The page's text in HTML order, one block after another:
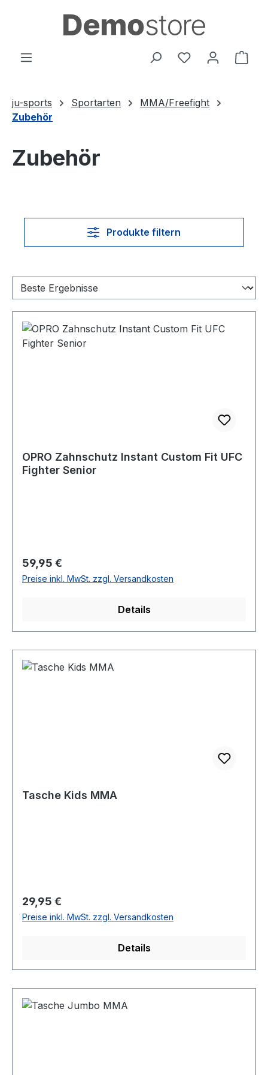
Zum Hauptinhalt springen
Du hast 0
ju-sports Sportarten
MMA/Freefight
Zubehör
Zubehör
Produkte filtern
OPRO Zahnschutz Instant Custom Fit UFC
Fighter Senior
Regulärer Preis:
59,95 €
Preise inkl. MwSt. zzgl. Versandkosten
Details
Tasche Kids MMA
Regulärer Preis:
29,95 €
Preise inkl. MwSt. zzgl. Versandkosten
Details